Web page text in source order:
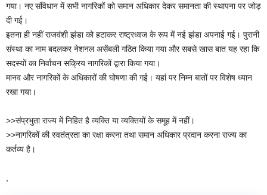
गया। नए संविधान में सभी नागरिकों को समान अधिकार देकर समानता की स्थापना पर जोड़
दी गई।
इतना ही नहीं राजवंशी झंडा को हटाकर राष्ट्रध्वज के रूप में नई झंडा अपनाई गई। पुरानी
संस्था का नाम बदलकर नेशनल असेंबली गठित किया गया और सबसे खास बात यह रहा कि
सदस्यों का निर्वाचन सक्रिय नागरिकों द्वारा किया गया।
मानव और नागरिकों के अधिकारों की घोषणा की गई। यहां पर निम्न बातों पर विशेष ध्यान
रखा गया।
>>संप्रभुता राज्य में निहित है व्यक्ति या व्यक्तियों के समूह में नहीं।
>>नागरिकों की स्वतंत्रता का रक्षा करना तथा समान अधिकार प्रदान करना राज्य का
कर्तव्य है।